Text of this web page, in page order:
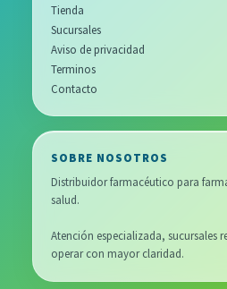
Tienda
Sucursales
Aviso de privacidad
Terminos
Contacto
SOBRE NOSOTROS
Distribuidor farmacéutico para
salud.
Atención especializada, sucursales
operar con mayor claridad.